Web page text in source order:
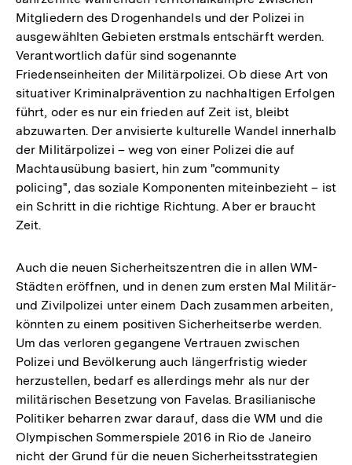
Mitgliedern des Drogenhandels und der Polizei in
ausgewählten Gebieten erstmals entschärft werden.
Verantwortlich dafür sind sogenannte
Friedenseinheiten der Militärpolizei. Ob diese Art von
situativer Kriminalprävention zu nachhaltigen Erfolgen
führt, oder es nur ein frieden auf Zeit ist, bleibt
abzuwarten. Der anvisierte kulturelle Wandel innerhalb
der Militärpolizei – weg von einer Polizei die auf
Machtausübung basiert, hin zum "community
policing", das soziale Komponenten miteinbezieht – ist
ein Schritt in die richtige Richtung. Aber er braucht
Zeit.
Auch die neuen Sicherheitszentren die in allen WM-
Städten eröffnen, und in denen zum ersten Mal Militär-
und Zivilpolizei unter einem Dach zusammen arbeiten,
könnten zu einem positiven Sicherheitserbe werden.
Um das verloren gegangene Vertrauen zwischen
Polizei und Bevölkerung auch längerfristig wieder
herzustellen, bedarf es allerdings mehr als nur der
militärischen Besetzung von Favelas. Brasilianische
Politiker beharren zwar darauf, dass die WM und die
Olympischen Sommerspiele 2016 in Rio de Janeiro
nicht der Grund für die neuen Sicherheitsstrategien